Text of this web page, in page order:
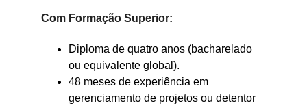
Com Formação Superior:
Diploma de quatro anos (bacharelado
ou equivalente global).
48 meses de experiência em
gerenciamento de projetos ou detentor